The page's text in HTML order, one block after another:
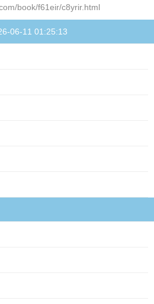
book/f61eir/c8yrir.html
06-11 01:25:13